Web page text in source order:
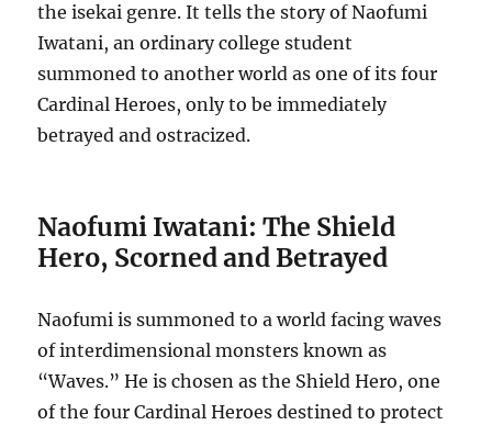
the isekai genre. It tells the story of Naofumi
Iwatani, an ordinary college student
summoned to another world as one of its four
Cardinal Heroes, only to be immediately
betrayed and ostracized.
Naofumi Iwatani: The Shield
Hero, Scorned and Betrayed
Naofumi is summoned to a world facing waves
of interdimensional monsters known as
“Waves.” He is chosen as the Shield Hero, one
of the four Cardinal Heroes destined to protect